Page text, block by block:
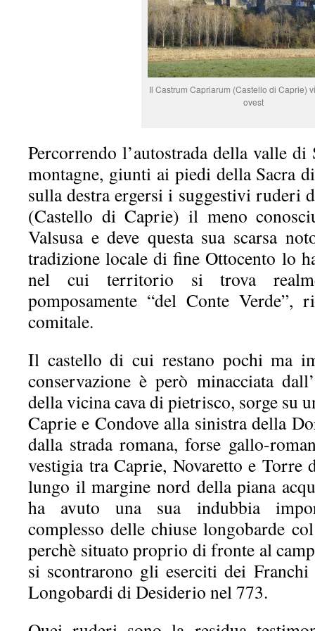
Il Castrum Capriarum (Castello di Caprie)
ovest
Percorrendo l’autostrada della valle
montagne, giunti ai piedi della Sacra
sulla destra ergersi i suggestivi ruderi
(Castello di Caprie) il meno
Valsusa e deve questa sua scarsa
tradizione locale di fine Ottocento lo
nel cui territorio si trova
pomposamente “del Conte Verde”,
comitale.
Il castello di cui restano pochi ma
conservazione è però minacciata
della vicina cava di pietrisco, sorge su
Caprie e Condove alla sinistra della
dalla strada romana, forse gallo-
vestigia tra Caprie, Novaretto e Torre
lungo il margine nord della piana
ha avuto una sua indubbia
complesso delle chiuse longobarde
perchè situato proprio di fronte al
si scontrarono gli eserciti dei
Longobardi di Desiderio nel 773.